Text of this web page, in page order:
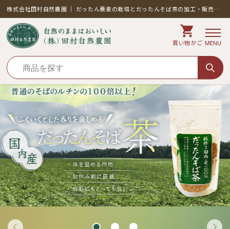
株式会社田村自然農園 ｜ だったん蕎麦の栽培とだったんそば茶の加工・販売。
北海道の自社農園原料。原則として農薬・化学肥料不使用。
買い物かご MENU